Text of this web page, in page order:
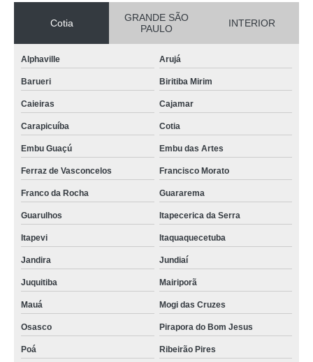
Cotia
GRANDE SÃO
PAULO
INTERIOR
Alphaville Arujá
Barueri Biritiba Mirim
Caieiras Cajamar
Carapicuíba Cotia
Embu Guaçú Embu das Artes
Ferraz de Vasconcelos Francisco Morato
Franco da Rocha Guararema
Guarulhos Itapecerica da Serra
Itapevi Itaquaquecetuba
Jandira Jundiaí
Juquitiba Mairiporã
Mauá Mogi das Cruzes
Osasco Pirapora do Bom Jesus
Poá Ribeirão Pires